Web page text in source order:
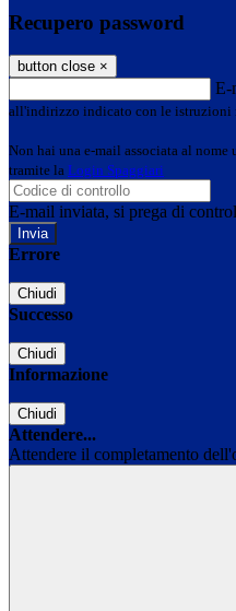
Recupero password
button close ×
E-
all'indirizzo indicato con le istruzioni
Non hai una e-mail associata al nome
tramite la Login Spaggiari
E-mail inviata, si prega di
Errore
Chiudi
Successo
Chiudi
Informazione
Chiudi
Attendere...
Attendere il completamento